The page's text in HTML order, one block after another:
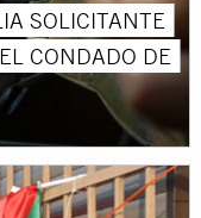
SOLICITANTE
CONDADO DE